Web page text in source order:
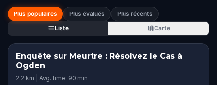
Plus populaires Plus évalués
Plus récents
Liste
Carte
Enquête sur Meurtre : Résolvez le Cas à
Ogden
2.2 km | Avg. time: 90 min